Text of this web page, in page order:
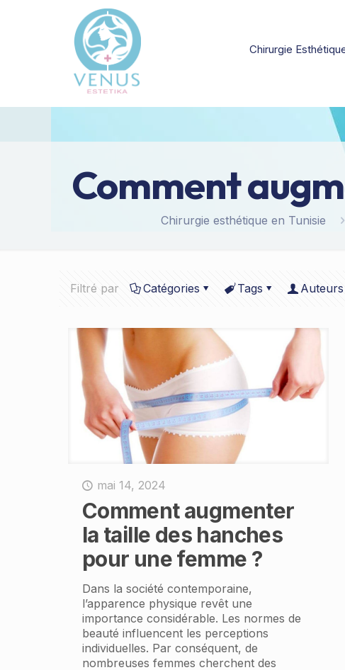
Chirurgie
Comment
Chirurgie esthétique en Tunisie
Filtré par Catégories Tags Auteurs
mai 14, 2024
Comment augmenter
la taille des hanches
pour une femme ?
Dans la société contemporaine,
l’apparence physique revêt une
importance considérable. Les normes de
beauté influencent les perceptions
individuelles. Par conséquent, de
nombreuses femmes cherchent des